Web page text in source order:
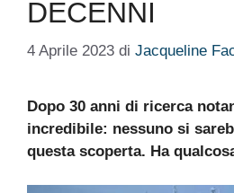
DECENNI
4 Aprile 2023 di Jacqueline
Dopo 30 anni di ricerca
incredibile: nessuno si
questa scoperta. Ha